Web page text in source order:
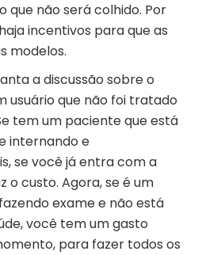
que não será colhido. Por
incentivos para que as
modelos.
a discussão sobre o
usuário que não foi tratado
tem um paciente que está
internando e
se você já entra com a
o custo. Agora, se é um
exame e não está
você tem um gasto
para fazer todos os